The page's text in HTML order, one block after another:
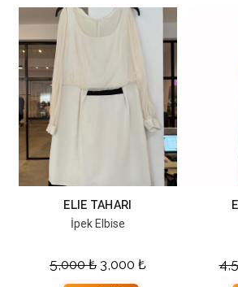
ELIE TAHARI
İpek Elbise
5,000₺ 3,000 ₺